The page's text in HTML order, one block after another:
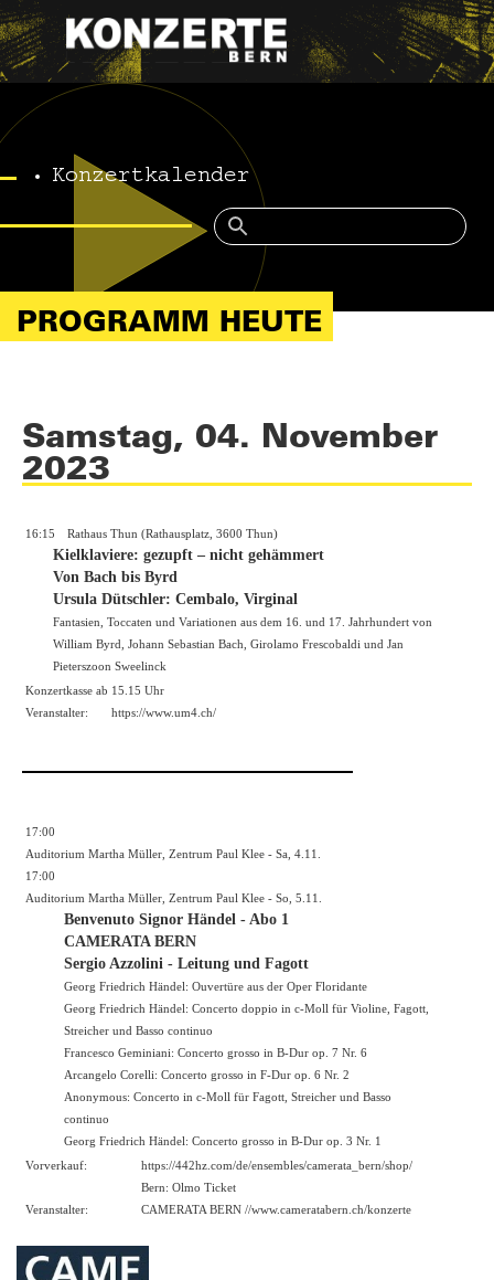
Konzertkalender
PROGRAMM HEUTE
Samstag, 04. November
2023
16:15 Rathaus Thun (Rathausplatz, 3600 Thun)
Kielklaviere: gezupft – nicht gehämmert
Von Bach bis Byrd
Ursula Dütschler: Cembalo, Virginal
Fantasien, Toccaten und Variationen aus dem 16. und 17. Jahrhundert von
William Byrd, Johann Sebastian Bach, Girolamo Frescobaldi und Jan
Pieterszoon Sweelinck
Konzertkasse ab 15.15 Uhr
Veranstalter:
https://www.um4.ch/
17:00
Auditorium Martha Müller, Zentrum Paul Klee - Sa, 4.11.
17:00
Auditorium Martha Müller, Zentrum Paul Klee - So, 5.11.
Benvenuto Signor Händel - Abo 1
CAMERATA BERN
Sergio Azzolini - Leitung und Fagott
Georg Friedrich Händel: Ouvertüre aus der Oper Floridante
Georg Friedrich Händel: Concerto doppio in c-Moll für Violine, Fagott,
Streicher und Basso continuo
Francesco Geminiani: Concerto grosso in B-Dur op. 7 Nr. 6
Arcangelo Corelli: Concerto grosso in F-Dur op. 6 Nr. 2
Anonymous: Concerto in c-Moll für Fagott, Streicher und Basso
continuo
Georg Friedrich Händel: Concerto grosso in B-Dur op. 3 Nr. 1
Vorverkauf:
https://442hz.com/de/ensembles/camerata_bern/shop/
Bern: Olmo Ticket
Veranstalter:
CAMERATA BERN //www.cameratabern.ch/konzerte